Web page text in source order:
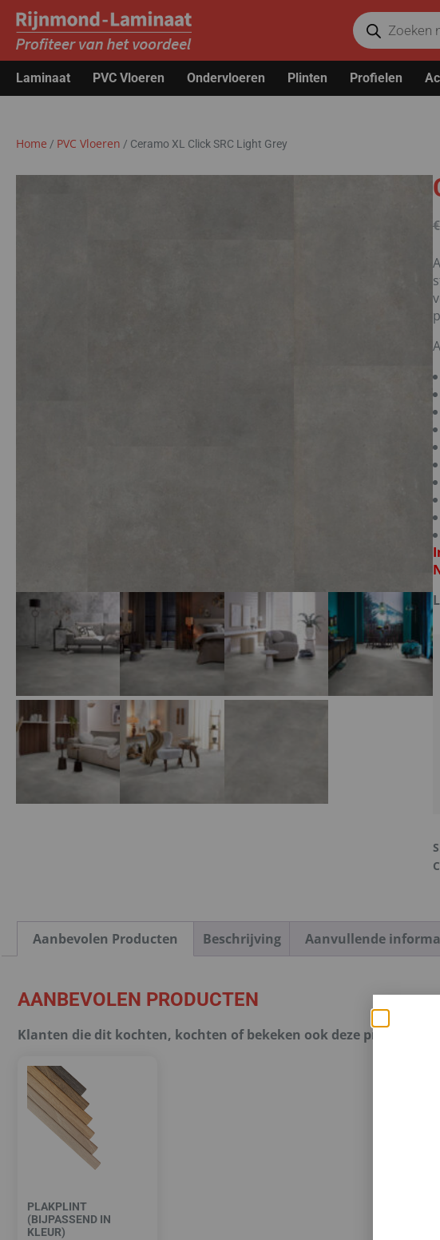
Laminaat PVC Vloeren Ondervloeren Plinten Profielen
Home / PVC Vloeren / Ceramo XL Click SRC Light Grey
€
Aanbevolen Producten Beschrijving Aanvullende
AANBEVOLEN PRODUCTEN
Klanten die dit kochten, kochten of bekeken ook deze producten.
PLAKPLINT
(BIJPASSEND IN
KLEUR)